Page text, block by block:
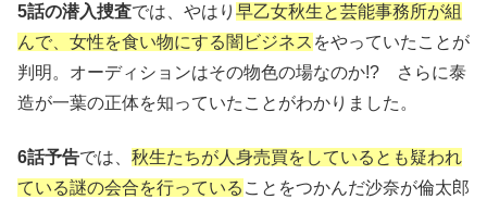
5話の潜入捜査では、やはり 早乙女秋生と芸能事務所が組
んで、女性を食い物にする闇ビジネス をやっていたことが
判明。オーディションはその物色の場なのか!? さらに泰
造が一葉の正体を知っていたことがわかりました。
6話予告では、 秋生たちが人身売買をしているとも疑われ
ている謎の会合を行っている ことをつかんだ沙奈が倫太郎